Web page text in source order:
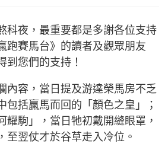
科夜，最重要都是多謝各位支持
跑賽馬台》的讀者及觀眾朋友
到您們的支持！
內容，當日提及游達榮馬房不乏
包括贏馬而回的「顏色之皇」；
耀駒」，當日牠初戴開縫眼罩，
至翌仗才於谷草走入冷位。